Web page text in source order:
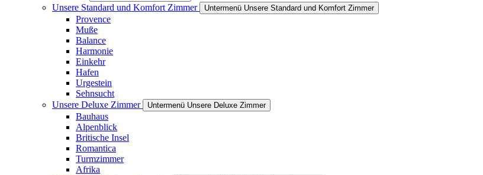
Unsere Standard und Komfort Zimmer Untermenü Unsere Standard und Komfort Zimmer
Provence
Muße
Balance
Harmonie
Einkehr
Hafen
Urgestein
Sehnsucht
Unsere Deluxe Zimmer
Untermenü Unsere Deluxe Zimmer
Bauhaus
Alpenblick
Britische Insel
Romantica
Turmzimmer
Afrika